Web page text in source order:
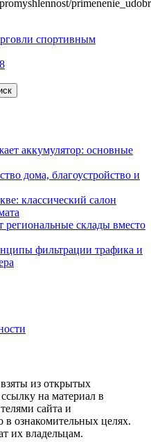
спортивным
аккумулятор: основные
дома, благоустройство и
классический салон
склады вместо
фильтрации трафика и
из открытых
на материал в
сайта и
в ознакомительных целях.
их владельцам.